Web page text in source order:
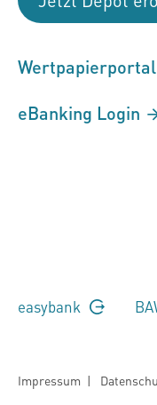
eBanking Login
easybank
Impressum |